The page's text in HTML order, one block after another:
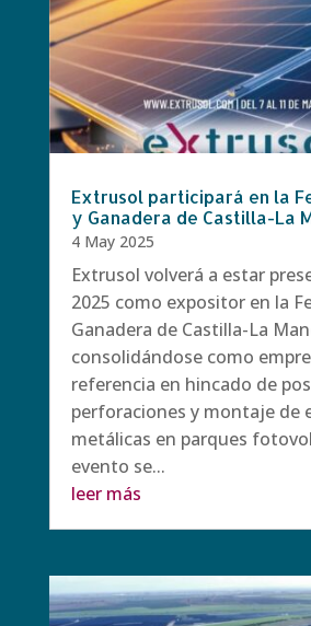
Extrusol participará en la
y Ganadera de Castilla-La
4 May 2025
Extrusol volverá a estar
2025 como expositor en la
Ganadera de Castilla-La
consolidándose como
referencia en hincado de
perforaciones y montaje de
metálicas en parques
evento se...
leer más